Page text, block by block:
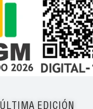
ÚLTIMA EDICIÓN